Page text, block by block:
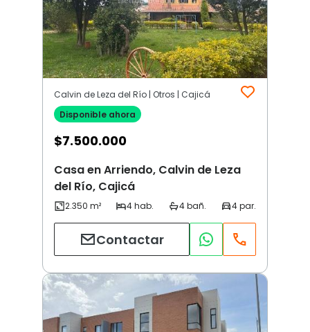
Calvin de Leza del Río | Otros | Cajicá
Disponible ahora
$7.500.000
Casa en Arriendo, Calvin de Leza
del Río, Cajicá
Contactar